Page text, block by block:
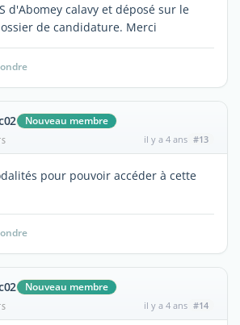
d'Abomey calavy et déposé sur le
de candidature. Merci
Nouveau membre
il y a 4 ans #13
pour pouvoir accéder à cette
Nouveau membre
il y a 4 ans #14